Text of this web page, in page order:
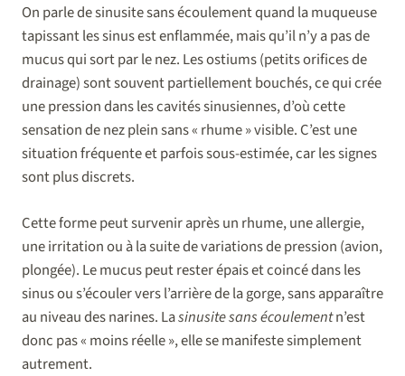
On parle de sinusite sans écoulement quand la muqueuse
tapissant les sinus est enflammée, mais qu’il n’y a pas de
mucus qui sort par le nez. Les ostiums (petits orifices de
drainage) sont souvent partiellement bouchés, ce qui crée
une pression dans les cavités sinusiennes, d’où cette
sensation de nez plein sans « rhume » visible. C’est une
situation fréquente et parfois sous-estimée, car les signes
sont plus discrets.
Cette forme peut survenir après un rhume, une allergie,
une irritation ou à la suite de variations de pression (avion,
plongée). Le mucus peut rester épais et coincé dans les
sinus ou s’écouler vers l’arrière de la gorge, sans apparaître
au niveau des narines. Lasinusite sans écoulementn’est
donc pas « moins réelle », elle se manifeste simplement
autrement.